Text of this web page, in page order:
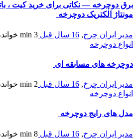
برق دوچرخه — نکاتی برای خرید کیت ،
مونتاژ الکتریک دوچرخه
مدیر ایران چرخ, 16 سال قبل 3 min
انواع دوچرخه
دوچرخه های مسابقه ای
مدیر ایران چرخ, 16 سال قبل 2 min
انواع دوچرخه
مدل های رایج دوچرخه
مدیر ایران چرخ, 16 سال قبل 8 min